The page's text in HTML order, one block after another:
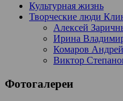
Культурная жизнь
Творческие люди
Алексей
Ирина
Комаров
Виктор
Фотогалереи